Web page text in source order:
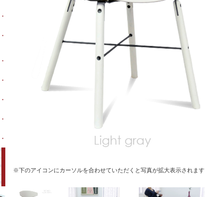
※下のアイコンにカーソルを合わせていただくと写真が拡大表示されます